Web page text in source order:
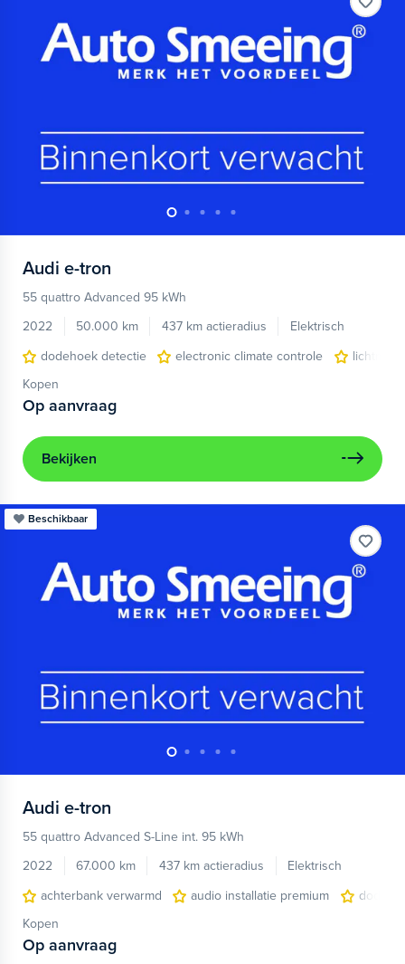
Audi e-tron
55 quattro Advanced 95 kWh
2022
50.000 km 437 km actieradius
Elektrisch
dodehoek detectie
electronic climate controle
Kopen
Op aanvraag
Bekijken
Beschikbaar
Audi e-tron
55 quattro Advanced S-Line int. 95 kWh
2022
67.000 km 437 km actieradius
Elektrisch
achterbank verwarmd
audio installatie premium
Kopen
Op aanvraag